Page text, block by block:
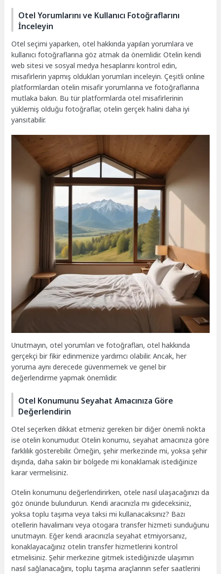
Otel Yorumlarını ve Kullanıcı Fotoğraflarını
İnceleyin
Otel seçimi yaparken, otel hakkında yapılan yorumlara ve
kullanıcı fotoğraflarına göz atmak da önemlidir. Otelin kendi
web sitesi ve sosyal medya hesaplarını kontrol edin,
misafirlerin yapmış oldukları yorumları inceleyin. Çeşitli online
platformlardan otelin misafir yorumlarına ve fotoğraflarına
mutlaka bakın. Bu tür platformlarda otel misafirlerinin
yüklemiş olduğu fotoğraflar, otelin gerçek halini daha iyi
yansıtabilir.
Unutmayın, otel yorumları ve fotoğrafları, otel hakkında
gerçekçi bir fikir edinmenize yardımcı olabilir. Ancak, her
yoruma aynı derecede güvenmemek ve genel bir
değerlendirme yapmak önemlidir.
Otel Konumunu Seyahat Amacınıza Göre
Değerlendirin
Otel seçerken dikkat etmeniz gereken bir diğer önemli nokta
ise otelin konumudur. Otelin konumu, seyahat amacınıza göre
farklılık gösterebilir. Örneğin, şehir merkezinde mi, yoksa şehir
dışında, daha sakin bir bölgede mi konaklamak istediğinize
karar vermelisiniz.
Otelin konumunu değerlendirirken, otele nasıl ulaşacağınızı da
göz önünde bulundurun. Kendi aracınızla mı gideceksiniz,
yoksa toplu taşıma veya taksi mi kullanacaksınız? Bazı
otellerin havalimanı veya otogara transfer hizmeti sunduğunu
unutmayın. Eğer kendi aracınızla seyahat etmiyorsanız,
konaklayacağınız otelin transfer hizmetlerini kontrol
etmelisiniz. Şehir merkezine gitmek istediğinizde ulaşımın
nasıl sağlanacağını, toplu taşıma araçlarının sefer saatlerini